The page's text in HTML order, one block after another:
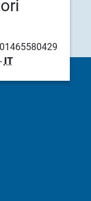
01465580429
- IT